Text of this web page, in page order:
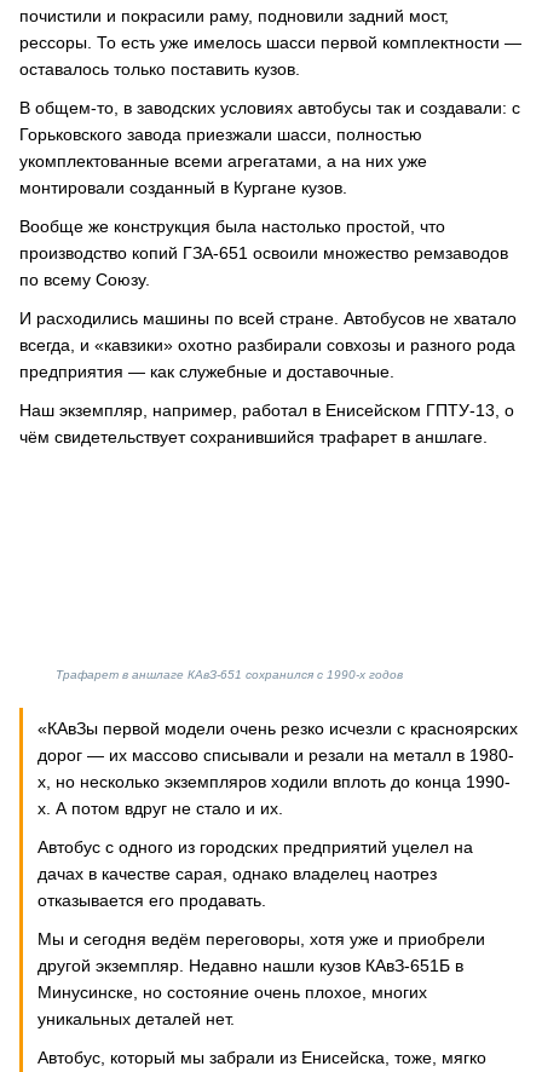
почистили и покрасили раму, подновили задний мост,
рессоры. То есть уже имелось шасси первой комплектности —
оставалось только поставить кузов.
В общем-то, в заводских условиях автобусы так и создавали: с
Горьковского завода приезжали шасси, полностью
укомплектованные всеми агрегатами, а на них уже
монтировали созданный в Кургане кузов.
Вообще же конструкция была настолько простой, что
производство копий ГЗА-651 освоили множество ремзаводов
по всему Союзу.
И расходились машины по всей стране. Автобусов не хватало
всегда, и «кавзики» охотно разбирали совхозы и разного рода
предприятия — как служебные и доставочные.
Наш экземпляр, например, работал в Енисейском ГПТУ-13, о
чём свидетельствует сохранившийся трафарет в аншлаге.
Трафарет в аншлаге КАвЗ-651 сохранился с 1990-х годов
«КАвЗы первой модели очень резко исчезли с красноярских
дорог — их массово списывали и резали на металл в 1980-
х, но несколько экземпляров ходили вплоть до конца 1990-
х. А потом вдруг не стало и их.
Автобус с одного из городских предприятий уцелел на
дачах в качестве сарая, однако владелец наотрез
отказывается его продавать.
Мы и сегодня ведём переговоры, хотя уже и приобрели
другой экземпляр. Недавно нашли кузов КАвЗ-651Б в
Минусинске, но состояние очень плохое, многих
уникальных деталей нет.
Автобус, который мы забрали из Енисейска, тоже, мягко